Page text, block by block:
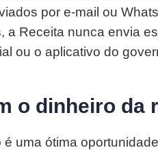
por e-mail ou
a Receita nunca envia
ou o aplicativo do
o dinheiro da
uma ótima